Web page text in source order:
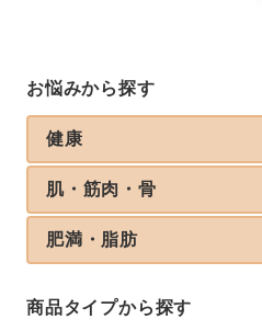
お悩みから探す
健康
肌・筋肉・骨
肥満・脂肪
商品タイプから探す